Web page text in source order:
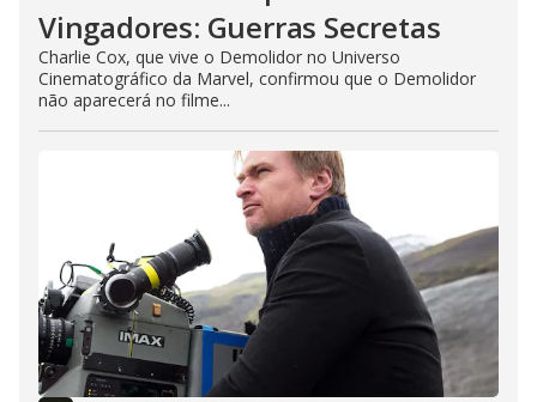
Vingadores: Guerras Secretas
Charlie Cox, que vive o Demolidor no Universo
Cinematográfico da Marvel, confirmou que o Demolidor
não aparecerá no filme...